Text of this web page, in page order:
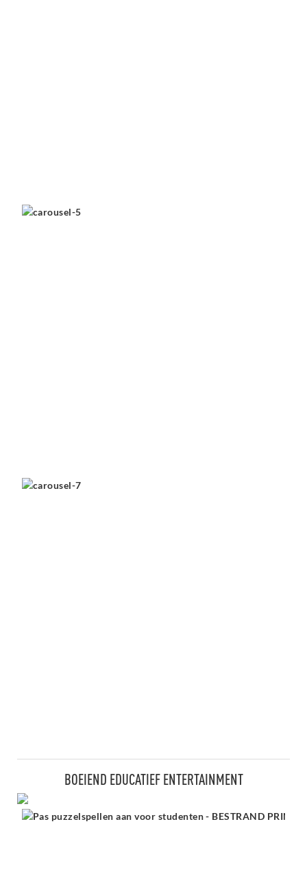
BOEIEND EDUCATIEF ENTERTAINMENT